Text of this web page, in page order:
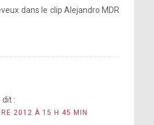
dans le clip Alejandro MDR
dit :
2012 À 15 H 45 MIN